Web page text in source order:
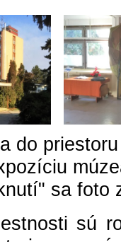
do
sa foto
sú